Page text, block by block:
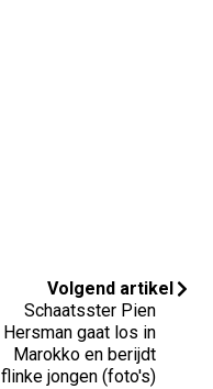
Volgend artikel
Schaatsster Pien
Hersman gaat los in
Marokko en berijdt
flinke jongen (foto's)